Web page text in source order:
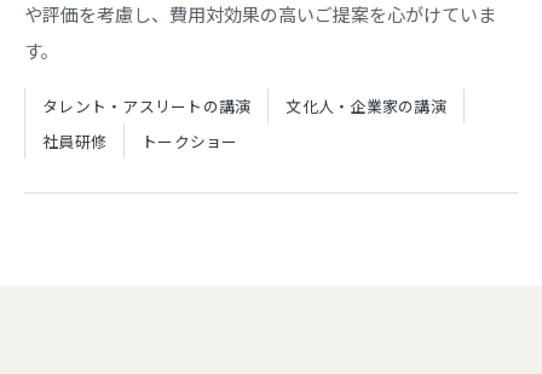
や評価を考慮し、費用対効果の高いご提案を心がけていま
す。
タレント・アスリートの講演
文化人・企業家の講演
社員研修
トークショー